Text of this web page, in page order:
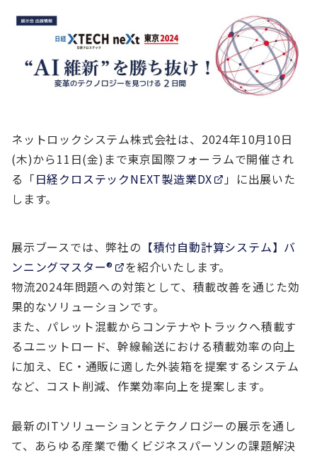
ネットロックシステム株式会社は、2024年10月10日
(木)から11日(金)まで東京国際フォーラムで開催され
る「日経クロステックNEXT製造業DX
」に出展いた
します。
展示ブースでは、弊社の 【積付自動計算システム】バ
ンニングマスター®
を紹介いたします。
物流2024年問題への対策として、積載改善を通じた効
果的なソリューションです。
また、パレット混載からコンテナやトラックへ積載す
るユニットロード、幹線輸送における積載効率の向上
に加え、EC・通販に適した外装箱を提案するシステム
など、コスト削減、作業効率向上を提案します。
最新のITソリューションとテクノロジーの展示を通し
て、あらゆる産業で働くビジネスパーソンの課題解決